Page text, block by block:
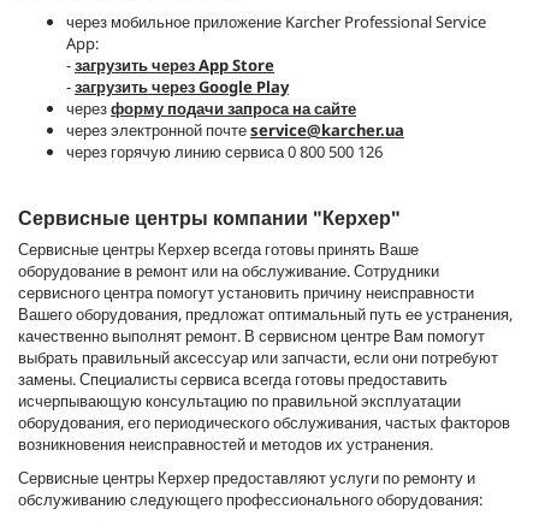
через мобильное приложение Karcher Professional Service
App:
-загрузить через App Store
-загрузить через Google Play
черезформу подачи запроса на сайте
через электронной почтеservice@karcher.ua
через горячую линию сервиса 0 800 500 126
Сервисные центры компании "Керхер"
Сервисные центры Керхер всегда готовы принять Ваше
оборудование в ремонт или на обслуживание. Сотрудники
сервисного центра помогут установить причину неисправности
Вашего оборудования, предложат оптимальный путь ее устранения,
качественно выполнят ремонт. В сервисном центре Вам помогут
выбрать правильный аксессуар или запчасти, если они потребуют
замены. Специалисты сервиса всегда готовы предоставить
исчерпывающую консультацию по правильной эксплуатации
оборудования, его периодического обслуживания, частых факторов
возникновения неисправностей и методов их устранения.
Сервисные центры Керхер предоставляют услуги по ремонту и
обслуживанию следующего профессионального оборудования: